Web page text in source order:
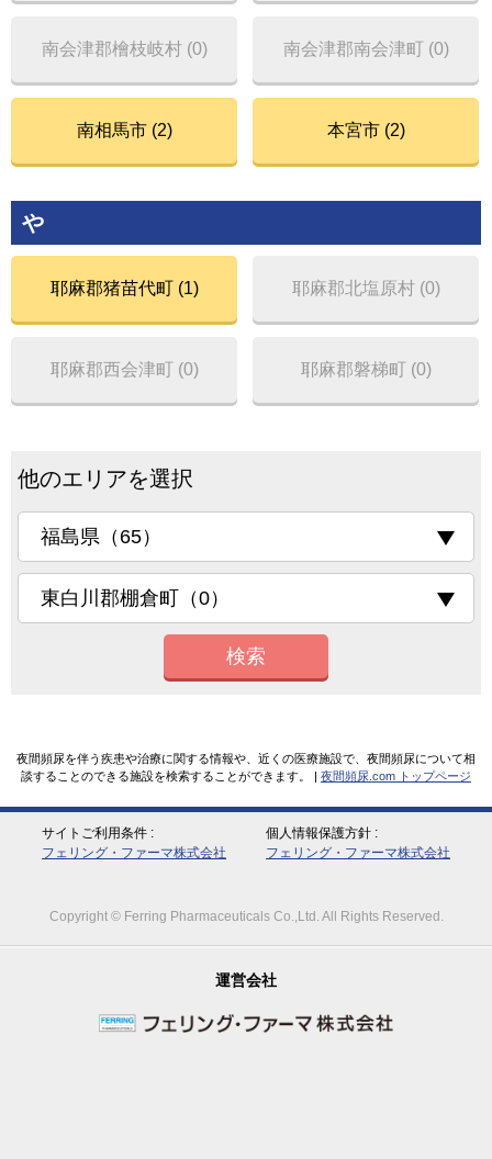
南会津郡檜枝岐村 (0) 南会津郡南会津町 (0)
南相馬市 (2) 本宮市 (2)
や
耶麻郡猪苗代町 (1) 耶麻郡北塩原村 (0)
耶麻郡西会津町 (0) 耶麻郡磐梯町 (0)
他のエリアを選択
検索
夜間頻尿を伴う疾患や治療に関する情報や、近くの医療施設で、夜間頻尿について相
談することのできる施設を検索することができます。 | 夜間頻尿.com トップページ
サイトご利用条件
フェリング・ファーマ株式会社
個人情報保護方針
フェリング・ファーマ株式会社
Copyright © Ferring Pharmaceuticals Co.,Ltd. All Rights Reserved.
運営会社